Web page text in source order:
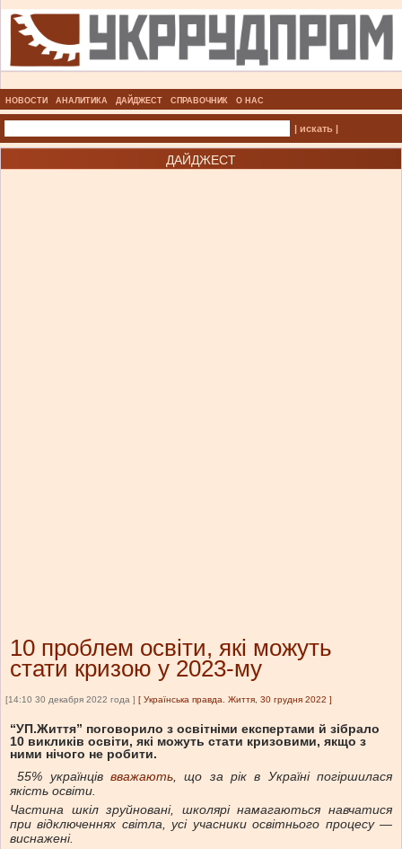
НОВОСТИ АНАЛИТИКА ДАЙДЖЕСТ СПРАВОЧНИК О НАС
| искать |
ДАЙДЖЕСТ
10 проблем освіти, які можуть
стати кризою у 2023-му
[14:10 30 декабря 2022 года ] [ Українська правда. Життя, 30 грудня 2022 ]
“УП.Життя” поговорило з освітніми експертами й зібрало
10 викликів освіти, які можуть стати кризовими, якщо з
ними нічого не робити.
55% українціввважають, що за рік в Україні погіршилася
якість освіти.
Частина шкіл зруйновані, школярі намагаються навчатися
при відключеннях світла, усі учасники освітнього процесу —
виснажені.